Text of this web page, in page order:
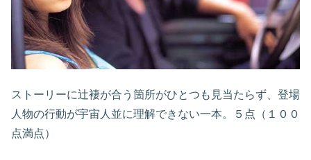
ストーリーに辻褄が合う箇所がひとつも見当たらず、登場
人物の行動が宇宙人並に理解できない一本。５点（１００
点満点）